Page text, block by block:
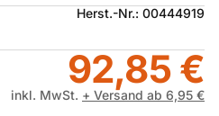
Herst.-Nr.: 00444919
92,85 €
inkl. MwSt. + Versand ab 6,95 €